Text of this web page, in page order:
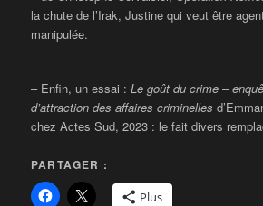
la chute de l’Irak, Justine qui veut être
manipulée.
– Enfin, un essai :Le goût du crime –
d’attraction des affaires criminelles
chez Actes Sud, 2023 : le fait divers
PARTAGER :
Plus